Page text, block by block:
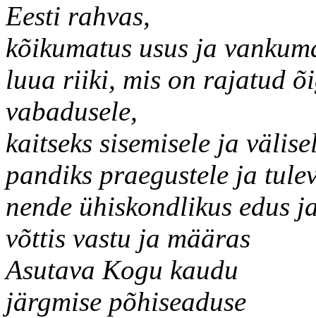
Eesti rahvas,
kõikumatus usus ja
luua riiki, mis on rajatud
vabadusele,
kaitseks sisemisele ja
pandiks praegustele ja
nende ühiskondlikus edus
võttis vastu ja määras
Asutava Kogu kaudu
järgmise põhiseaduse